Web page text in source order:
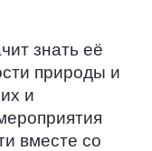
знать её
природы и
и
вместе со